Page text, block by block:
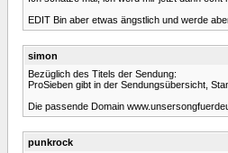
EDIT Bin aber etwas ängstlich und werde
simon
Bezüglich des Titels der Sendung:
ProSieben gibt in der Sendungsübersicht,
Die passende Domain
punkrock